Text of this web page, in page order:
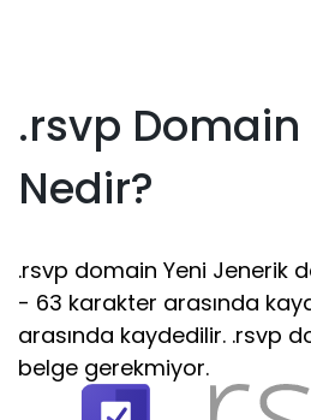
.rsvp Domain
Nedir?
.rsvp domain Yeni Jenerik
- 63 karakter arasında
arasında kaydedilir. .rsvp
belge gerekmiyor.